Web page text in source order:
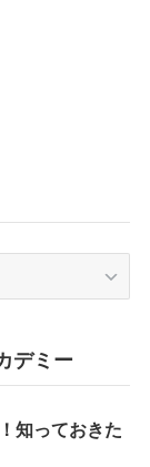
デミー
知っておきた